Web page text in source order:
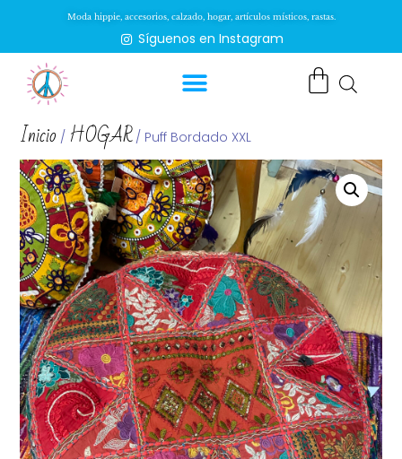
Moda hippie, accesorios, calzado, hogar, artículos místicos, rastas.
Síguenos en Instagram
Inicio / HOGAR/ Puff Bordado XXL